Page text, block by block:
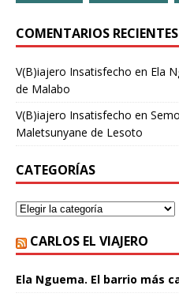
COMENTARIOS RECIENTES
V(B)iajero Insatisfecho en Ela
de Malabo
V(B)iajero Insatisfecho en
Maletsunyane de Lesoto
CATEGORÍAS
CARLOS EL VIAJERO
Ela Nguema. El barrio más